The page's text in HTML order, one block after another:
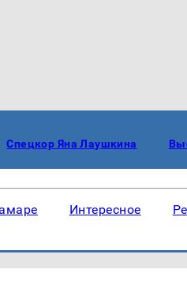
Спецкор Яна Лаушкина
Интересное